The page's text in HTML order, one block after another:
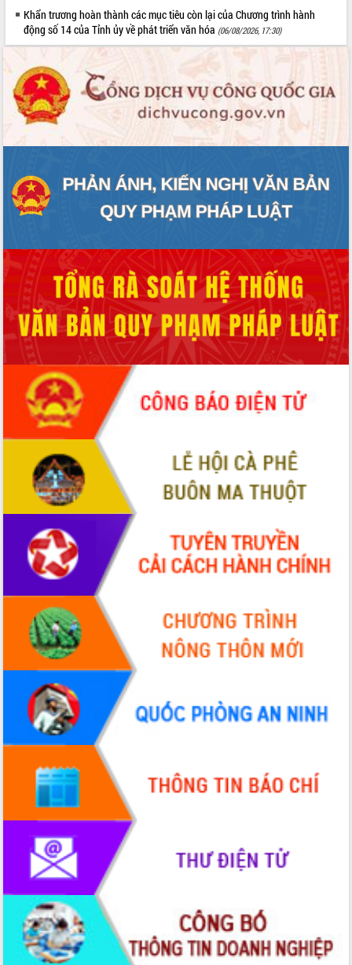
Bệnh án điện tử thúc đẩy chuyển đổi
số y tế tại Đắk Lắk
không gian tri thức trong thời đại số
Đánh giá, rút kinh nghiệm công tác tổ
chức diễn tập trước ngày bầu cử
Chương trình “Gặp gỡ hữu nghị –
Friendship Meeting New Year 2026”
Lắk gửi gắm niềm tin, kỳ vọng vào lá
phiếu
Đắk Lắk sẵn sàng các điều kiện cho
khóa XVI và HĐND các cấp nhiệm kỳ
2026-2031
Đảm bảo cuộc bầu cử đại biểu Quốc
hội và đại biểu HĐND các cấp diễn ra
an toàn, hiệu quả, đúng quy định
Thủ tướng Chính phủ Phạm Minh Chính
kiểm tra, chỉ đạo hoàn thành các dự
án cao tốc và thăm khu tái định cư tại
Đắk Lắk
Sôi nổi Hội đua ngựa truyền thống Gò
Thì Thùng mừng Xuân Bính Ngọ 2026
Lãnh đạo tỉnh dâng hương tưởng niệm
tại Đập Đồng Cam đầu Xuân Bính Ngọ
Ngành nông nghiệp phấn đấu tăng
trưởng đạt 5,86% trong năm 2026
UBND tỉnh Đắk Lắk triển khai công tác
quốc phòng, quân sự địa phương năm
2026
Đắk Lắk tập trung toàn lực khắc phục
tồn tại IUU, sẵn sàng làm việc với
Chủ tịch UBND tỉnh Tạ Anh Tuấn thăm,
chúc mừng các bệnh viện nhân Ngày
Thầy thuốc Việt Nam
Rộn ràng lễ hội truyền thống Sông
nước Đà Nông lần thứ I năm 2026
Kỳ họp Chuyên đề lần thứ Năm, HĐND
tỉnh Đắk Lắk thông qua các nghị quyết
quan trọng
Thống nhất danh sách giới thiệu ứng
cử đại biểu Quốc hội khoá XVI và đại
biểu HĐND tỉnh Đắk Lắk, nhiệm kỳ
2026-2031
Phát động hai phong trào thi đua quan
Hội nghị lần thứ tư Ban Chỉ đạo công
tác bầu cử tỉnh Đắk Lắk
Hội nghị Báo cáo viên Trung ương
tháng 01/2026
Phó Thủ tướng Hồ Quốc Dũng đánh giá
cao kết quả Chiến dịch Quang Trung
tại Đắk Lắk
Khẩn trương hoàn thành các mục tiêu còn lại của Chương trình hành
động số 14 của Tỉnh ủy về phát triển văn hóa (06/08/2026, 17:30)